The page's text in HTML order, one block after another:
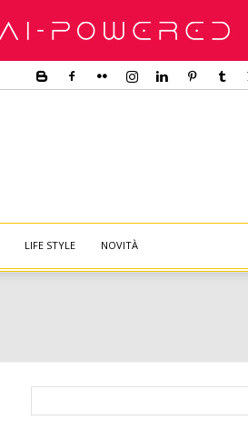
LIFE STYLE NOVITÀ